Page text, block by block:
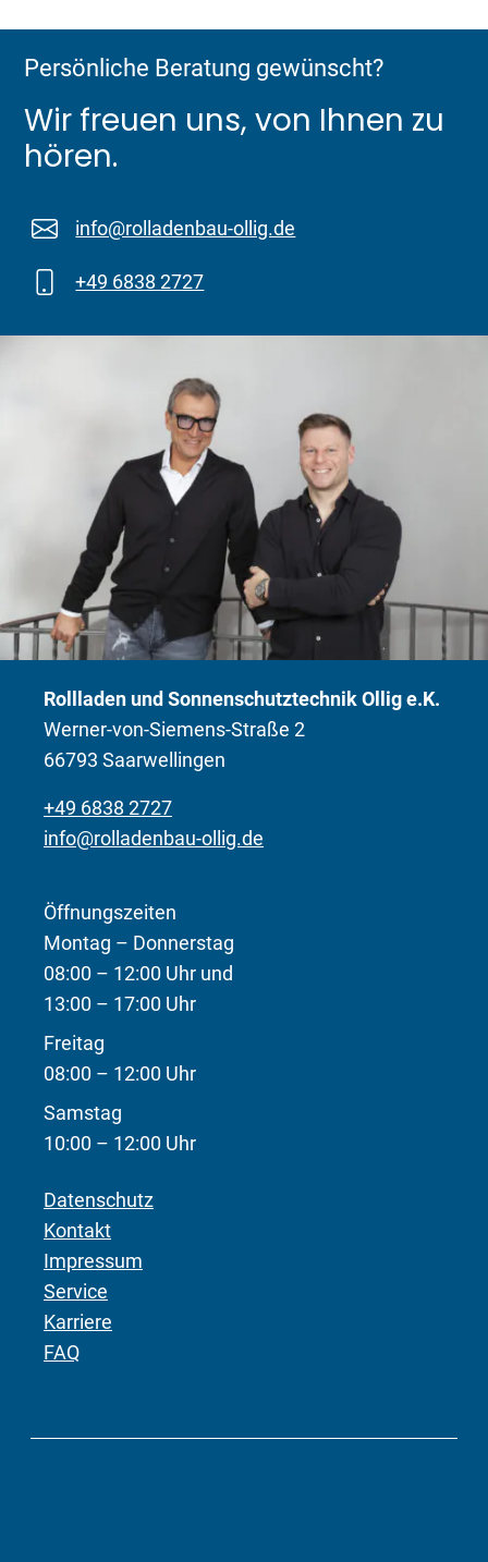
Persönliche Beratung gewünscht?
Wir freuen uns, von Ihnen zu
hören.
info@rolladenbau-ollig.de
+49 6838 2727
Rollladen und Sonnenschutztechnik Ollig e.K.
Werner-von-Siemens-Straße 2
66793 Saarwellingen
+49 6838 2727
info@rolladenbau-ollig.de
Öffnungszeiten
Montag – Donnerstag
08:00 – 12:00 Uhr und
13:00 – 17:00 Uhr
Freitag
08:00 – 12:00 Uhr
Samstag
10:00 – 12:00 Uhr
Datenschutz
Kontakt
Impressum
Service
Karriere
FAQ